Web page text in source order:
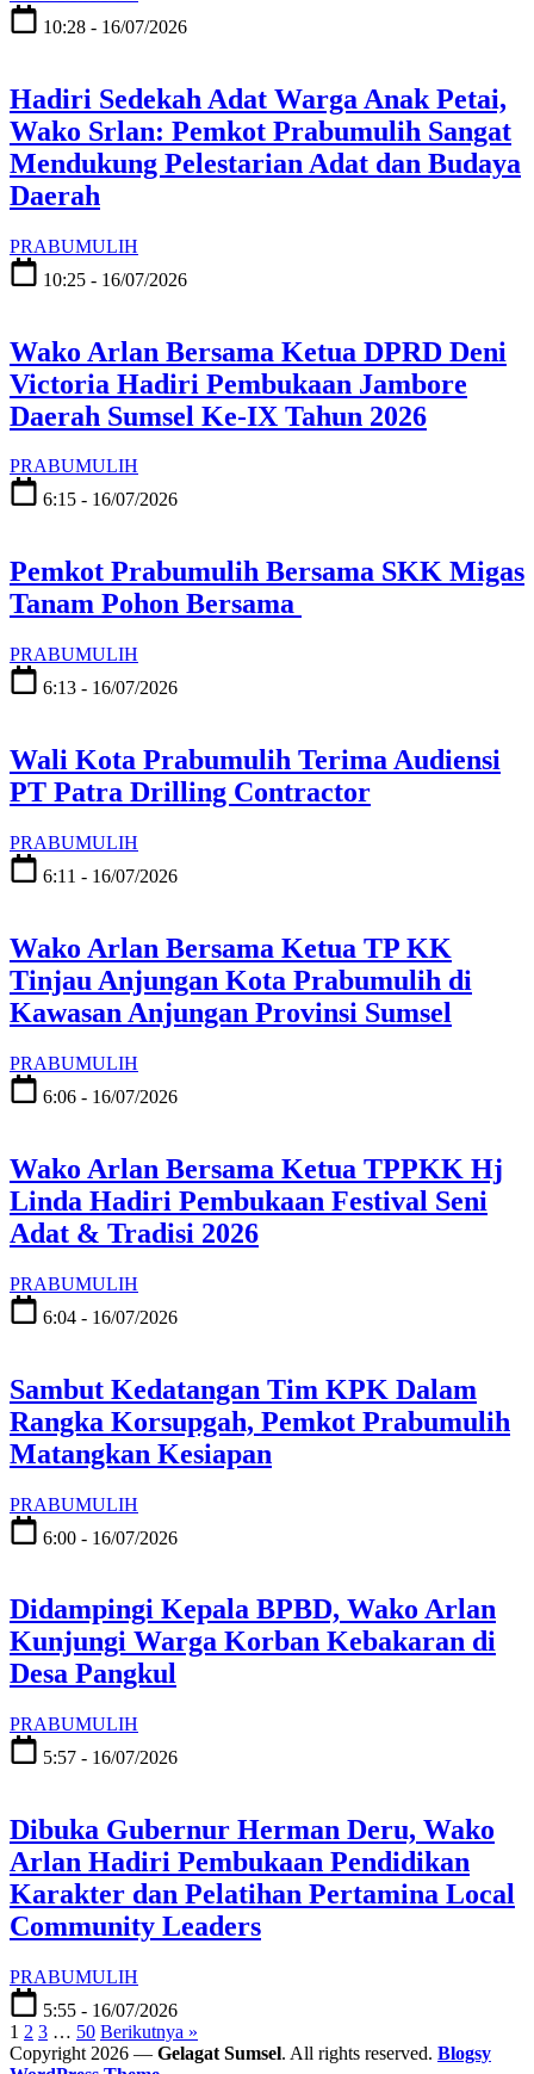
10:28 - 16/07/2026
Hadiri Sedekah Adat Warga Anak Petai,
Wako Srlan: Pemkot Prabumulih Sangat
Mendukung Pelestarian Adat dan Budaya
Daerah
PRABUMULIH
10:25 - 16/07/2026
Wako Arlan Bersama Ketua DPRD Deni
Victoria Hadiri Pembukaan Jambore
Daerah Sumsel Ke-IX Tahun 2026
PRABUMULIH
6:15 - 16/07/2026
Pemkot Prabumulih Bersama SKK Migas
Tanam Pohon Bersama
PRABUMULIH
6:13 - 16/07/2026
Wali Kota Prabumulih Terima Audiensi
PT Patra Drilling Contractor
PRABUMULIH
6:11 - 16/07/2026
Wako Arlan Bersama Ketua TP KK
Tinjau Anjungan Kota Prabumulih di
Kawasan Anjungan Provinsi Sumsel
PRABUMULIH
6:06 - 16/07/2026
Wako Arlan Bersama Ketua TPPKK Hj
Linda Hadiri Pembukaan Festival Seni
Adat & Tradisi 2026
PRABUMULIH
6:04 - 16/07/2026
Sambut Kedatangan Tim KPK Dalam
Rangka Korsupgah, Pemkot Prabumulih
Matangkan Kesiapan
PRABUMULIH
6:00 - 16/07/2026
Didampingi Kepala BPBD, Wako Arlan
Kunjungi Warga Korban Kebakaran di
Desa Pangkul
PRABUMULIH
5:57 - 16/07/2026
Dibuka Gubernur Herman Deru, Wako
Arlan Hadiri Pembukaan Pendidikan
Karakter dan Pelatihan Pertamina Local
Community Leaders
PRABUMULIH
5:55 - 16/07/2026
1 2 3 … 50 Berikutnya »
Copyright 2026 — Gelagat Sumsel. All rights reserved. Blogsy